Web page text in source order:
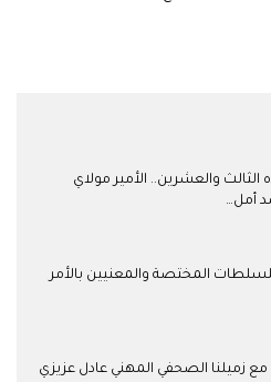
الثالث والعشرين.. الأمير مولاي
أمل…
المختصة والمعنيين بالأمر
مع زميلنا الصحفي المهني عادل عزيزي